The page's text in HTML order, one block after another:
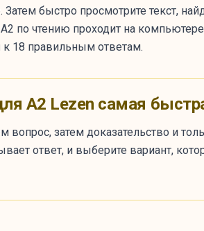
быстро просмотрите текст,
по чтению проходит на
к 18 правильным ответам.
A2 Lezen самая
вопрос, затем доказательство и
ответ, и выберите вариант,